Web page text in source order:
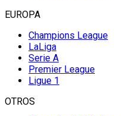
EUROPA
Champions League
LaLiga
Serie A
Premier League
Ligue 1
OTROS